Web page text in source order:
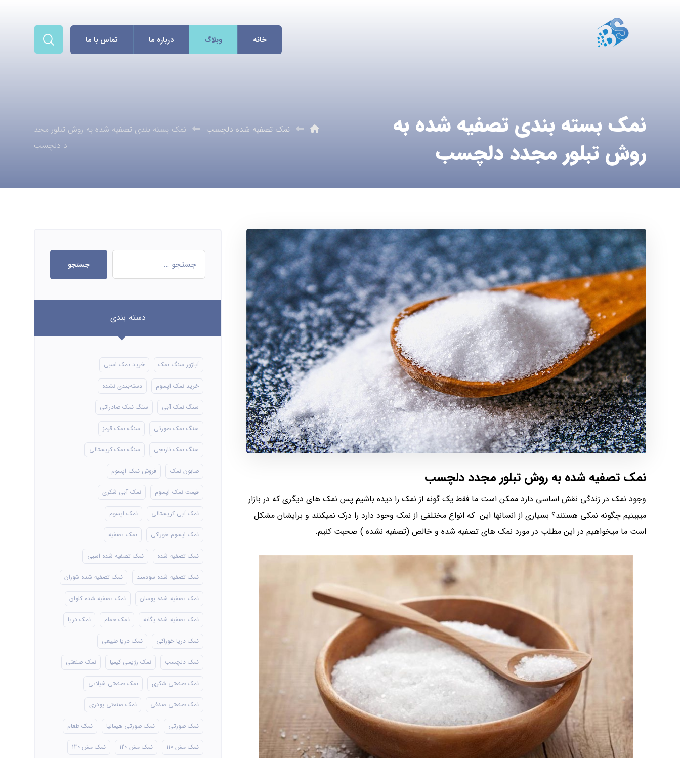
خانه وبلاگ درباره ما تماس با ما
نمک بسته بندی تصفیه شده به
روش تبلور مجدد دلچسب
نمک تصفیه شده دلچسب
نمک بسته بندی تصفیه شده به روش تبلور مجد
د دلچسب
نمک تصفیه شده به روش تبلور مجدد دلچسب
وجود نمک در زندگی نقش اساسی دارد ممکن است ما فقط یک گونه از نمک را دیده باشیم پس نمک های دیگری که در بازار
میبینیم چگونه نمکی هستند؟ بسیاری از انسانها این که انواع مختلفی از نمک وجود دارد را درک نمیکنند و برایشان مشکل
است ما میخواهیم در این مطلب در مورد نمک های تصفیه شده و خالص (تصفیه نشده ) صحبت کنیم.
جستجو
دسته بندی
آباژور سنگ نمک خرید نمک اسبی
خرید نمک اپسوم دسته‌بندی نشده
سنگ نمک آبی سنگ نمک صادراتی
سنگ نمک صورتی سنگ نمک قرمز
سنگ نمک نارنجی سنگ نمک کریستالی
صابون نمک فروش نمک اپسوم
قیمت نمک اپسوم نمک آبی شکری
نمک آبی کریستالی نمک اپسوم
نمک اپسوم خوراکی نمک تصفیه
نمک تصفیه شده نمک تصفیه شده اسبی
نمک تصفیه شده سودمند نمک تصفیه شده شوران
نمک تصفیه شده پوسان نمک تصفیه شده کلوان
نمک تصفیه شده یگانه نمک حمام نمک دریا
نمک دریا خوراکی نمک دریا طبیعی
نمک دلچسب نمک رژیمی کیمیا نمک صنعتی
نمک صنعتی شکری نمک صنعتی شیلاتی
نمک صنعتی صدفی نمک صنعتی پودری
نمک صورتی نمک صورتی هیمالیا نمک طعام
نمک مش 110 نمک مش 120 نمک مش 130